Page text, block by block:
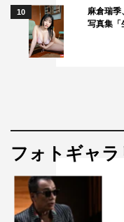
10
麻倉瑞
写真集
フォトギャラ